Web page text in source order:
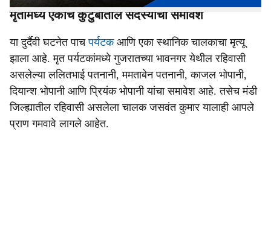
मृतांमध्ये एकाच कुटुंबातील सदस्यांचा समावेश
या दुर्दैवी घटनेत पाचपर्यटक आणि एका स्थानिक चालकाचा मृत्यू
झाला आहे. मृत पर्यटकांमध्ये गुजरातच्या भावनगर येथील रहिवासी
असलेल्या ललितभाई पतनानी, ममताबेन पतनानी, काजल भोपानी,
दियान्श भोपानी आणि प्रियंक भोपानी यांचा समावेश आहे. तसेच मंडी
जिल्ह्यातील रहिवासी असलेला चालक जसवंत कुमार यालाही आपले
प्राण गमवावे लागले आहेत.